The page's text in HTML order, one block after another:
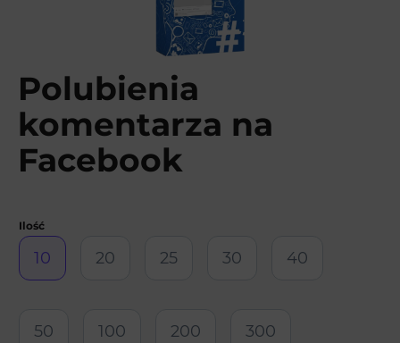
Polubienia
komentarza na
Facebook
10 20 25 30 40
50 100 200 300